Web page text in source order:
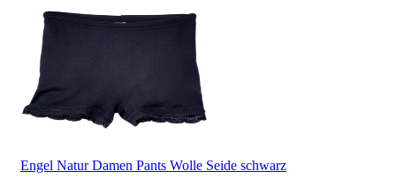
Engel Natur Damen Pants Wolle Seide schwarz